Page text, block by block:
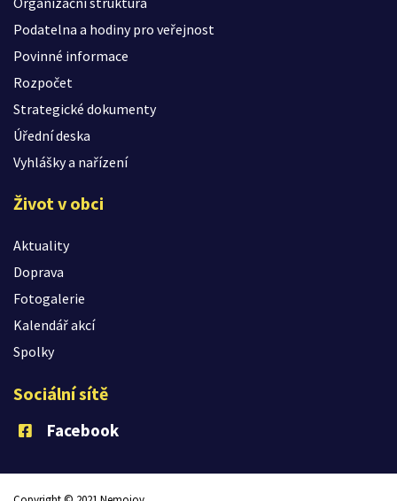
Podatelna a hodiny pro veřejnost
Povinné informace
Rozpočet
Strategické dokumenty
Úřední deska
Vyhlášky a nařízení
Život v obci
Aktuality
Doprava
Fotogalerie
Kalendář akcí
Spolky
Sociální sítě
Facebook